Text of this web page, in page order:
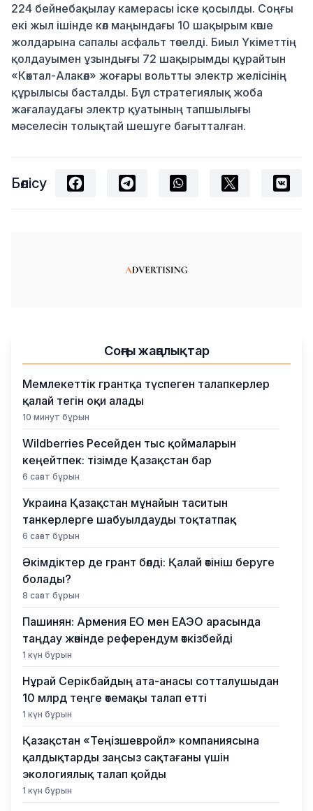
224 бейнебақылау камерасы іске қосылды. Соңғы
екі жыл ішінде көл маңындағы 10 шақырым көше
жолдарына сапалы асфальт төселді. Биыл Үкіметтің
қолдауымен ұзындығы 72 шақырымды құрайтын
«Көктал-Алакөл» жоғары вольтты электр желісінің
құрылысы басталды. Бұл стратегиялық жоба
жағалаудағы электр қуатының тапшылығы
мәселесін толықтай шешуге бағытталған.
Бөлісу
Соңғы жаңалықтар
Мемлекеттік грантқа түспеген талапкерлер
қалай тегін оқи алады
10 минут бұрын
Wildberries Ресейден тыс қоймаларын
кеңейтпек: тізімде Қазақстан бар
6 сағат бұрын
Украина Қазақстан мұнайын таситын
танкерлерге шабуылдауды тоқтатпақ
6 сағат бұрын
Әкімдіктер де грант бөлді: Қалай өтініш беруге
болады?
8 сағат бұрын
Пашинян: Армения ЕО мен ЕАЭО арасында
таңдау жөнінде референдум өткізбейді
1 күн бұрын
Нұрай Серікбайдың ата-анасы сотталушыдан
10 млрд теңге өтемақы талап етті
1 күн бұрын
Қазақстан «Теңізшевройл» компаниясына
қалдықтарды заңсыз сақтағаны үшін
экологиялық талап қойды
1 күн бұрын